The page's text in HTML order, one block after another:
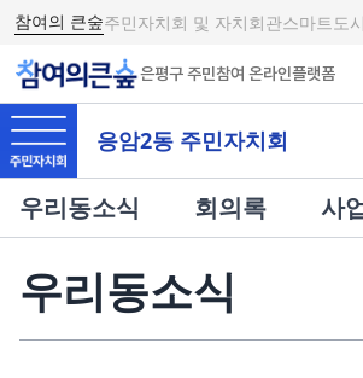
참여의 큰숲주민자치회 및 자치회관스마트도
은평구 주민참여 온라인플랫폼
응암2동 주민자치회
우리동소식 회의록 사
우리동소식